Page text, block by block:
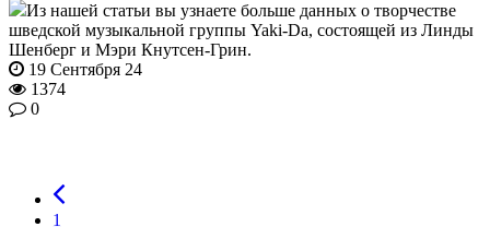
Из нашей статьи вы узнаете больше данных о творчестве
шведской музыкальной группы Yaki-Da, состоящей из Линды
Шенберг и Мэри Кнутсен-Грин.
19 Сентября 24
1374
0
1